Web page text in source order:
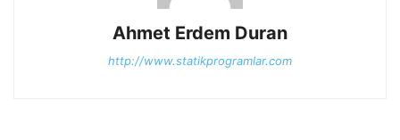
Ahmet Erdem Duran
http://www.statikprogramlar.com